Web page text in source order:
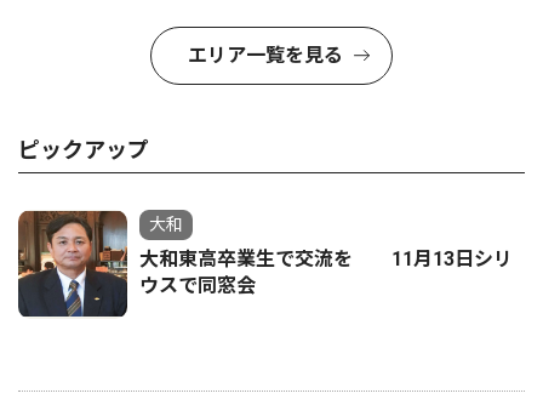
エリア一覧を見る
ピックアップ
大和
大和東高卒業生で交流を 11月13日シリ
ウスで同窓会